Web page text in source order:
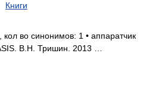
Книги
во синонимов: 1 • аппаратчик
В.Н. Тришин. 2013 …